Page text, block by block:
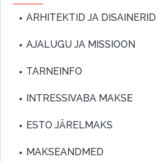
ARHITEKTID JA DISAINERID
AJALUGU JA MISSIOON
TARNEINFO
INTRESSIVABA MAKSE
ESTO JÄRELMAKS
MAKSEANDMED